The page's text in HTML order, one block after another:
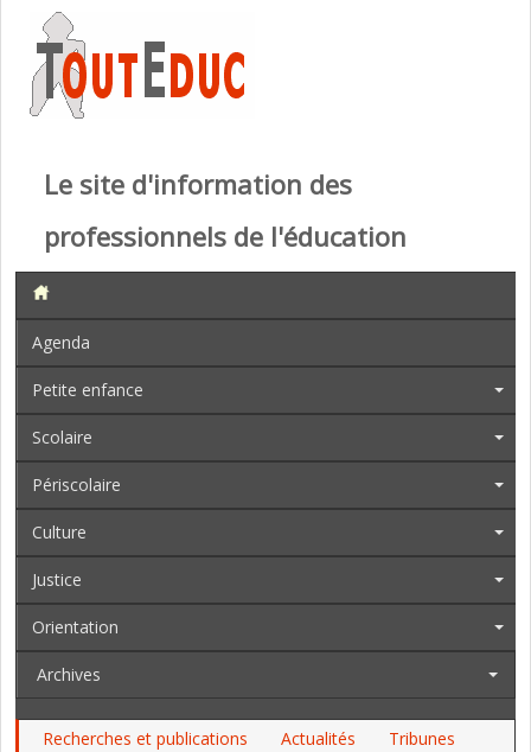
Le site d'information des
professionnels de l'éducation
Agenda
Petite enfance
Scolaire
Périscolaire
Culture
Justice
Orientation
Archives
Recherches et publications Actualités
Tribunes